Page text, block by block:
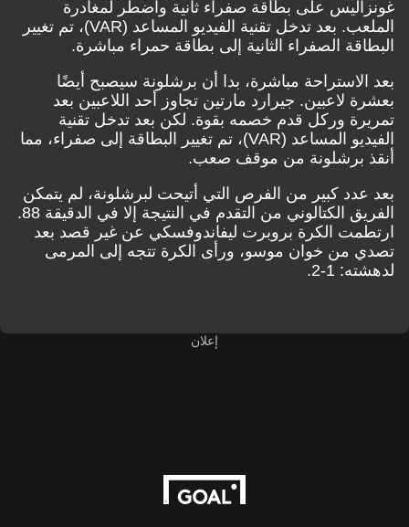
غونزاليس على بطاقة صفراء ثانية واضطر لمغادرة
الملعب. بعد تدخل تقنية الفيديو المساعد (VAR)، تم تغيير
البطاقة الصفراء الثانية إلى بطاقة حمراء مباشرة.
بعد الاستراحة مباشرة، بدا أن برشلونة سيصبح أيضًا
بعشرة لاعبين. جيرارد مارتين تجاوز أحد اللاعبين بعد
تمريرة وركل قدم خصمه بقوة. لكن بعد تدخل تقنية
الفيديو المساعد (VAR)، تم تغيير البطاقة إلى صفراء، مما
أنقذ برشلونة من موقف صعب.
بعد عدد كبير من الفرص التي أتيحت لبرشلونة، لم يتمكن
الفريق الكتالوني من التقدم في النتيجة إلا في الدقيقة 88.
ارتطمت الكرة بروبرت ليفاندوفسكي عن غير قصد بعد
تصدي من خوان موسو، ورأى الكرة تتجه إلى المرمى
لدهشته: 1-2.
إعلان